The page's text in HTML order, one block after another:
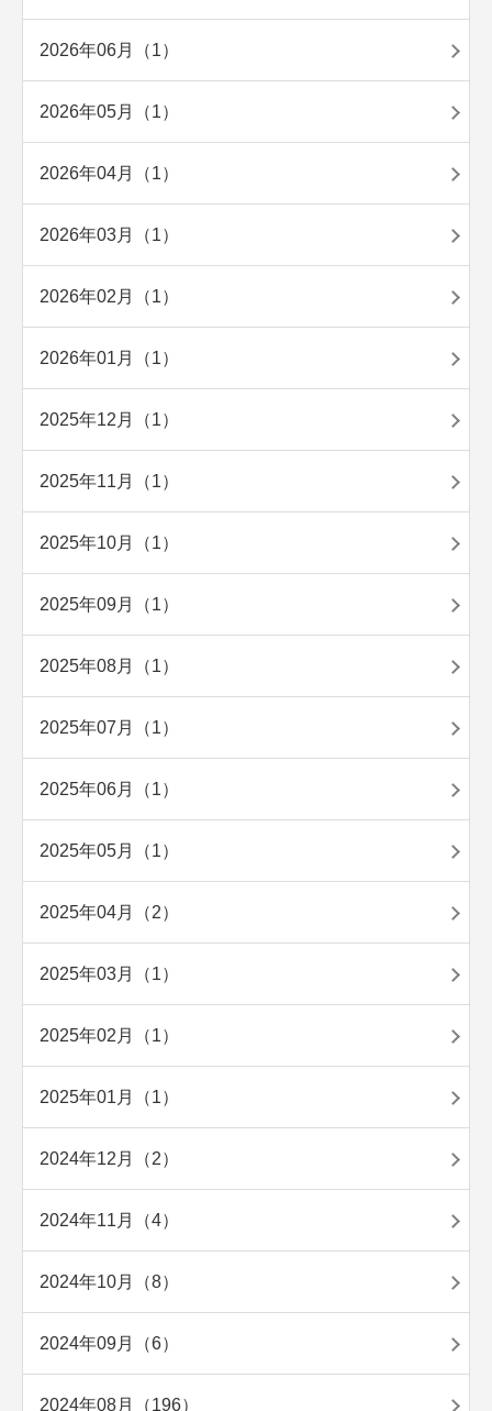
2026年06月（1）
2026年05月（1）
2026年04月（1）
2026年03月（1）
2026年02月（1）
2026年01月（1）
2025年12月（1）
2025年11月（1）
2025年10月（1）
2025年09月（1）
2025年08月（1）
2025年07月（1）
2025年06月（1）
2025年05月（1）
2025年04月（2）
2025年03月（1）
2025年02月（1）
2025年01月（1）
2024年12月（2）
2024年11月（4）
2024年10月（8）
2024年09月（6）
2024年08月（196）